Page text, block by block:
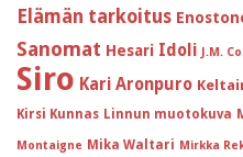
Elämän tarkoitus
Sanomat Hesari Idoli J.M.
Siro Kari Aronpuro
Kirsi Kunnas Linnun muotokuva
Montaigne Mika Waltari Mirkka